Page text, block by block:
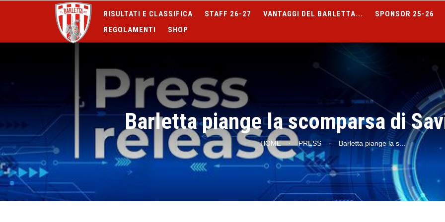
RISULTATI E CLASSIFICA STAFF 26-27 VANTAGGI DEL BARLETTA... SPONSOR 25-26
REGOLAMENTI
SHOP
Barletta piange la scomparsa di
HOME · PRESS · Barletta piange la s...